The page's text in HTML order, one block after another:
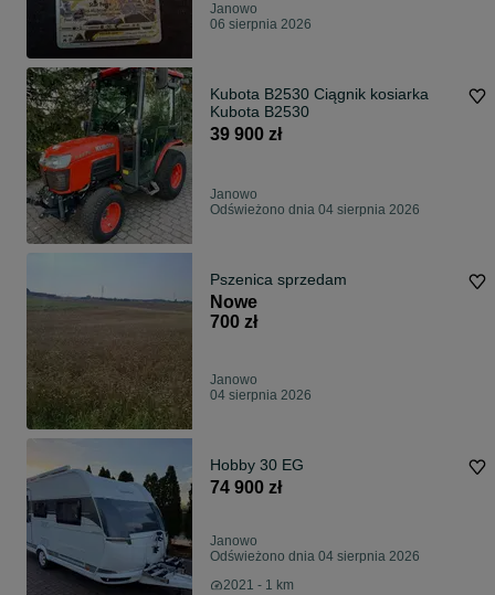
Janowo
06 sierpnia 2026
Kubota B2530 Ciągnik kosiarka
Kubota B2530
39 900 zł
Janowo
Odświeżono dnia 04 sierpnia 2026
Pszenica sprzedam
Nowe
700 zł
Janowo
04 sierpnia 2026
Hobby 30 EG
74 900 zł
Janowo
Odświeżono dnia 04 sierpnia 2026
2021 - 1 km